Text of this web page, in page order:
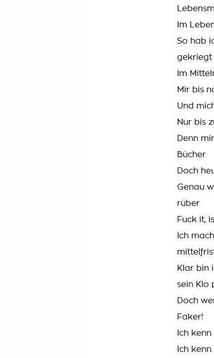
Im
So hab
gekriegt
Im
Mir bis
Und
Nur bis
Denn
Bücher
Doch
Genau
rüber
Fuck it,
Ich
Klar bin
sein Klo
Doch
Faker!
Ich
Ich